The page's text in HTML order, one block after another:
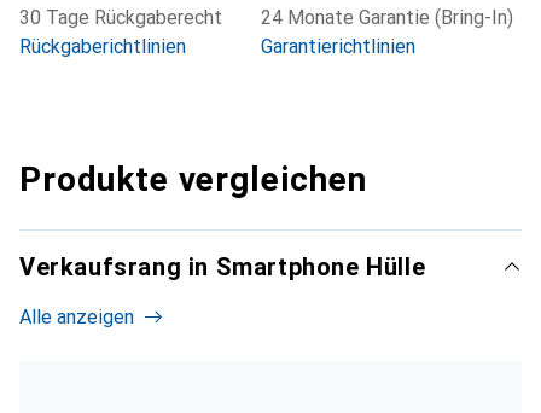
30 Tage Rückgaberecht
Rückgaberichtlinien
24 Monate Garantie (Bring-In)
Garantierichtlinien
Produkte vergleichen
Verkaufsrang in Smartphone Hülle
Alle anzeigen